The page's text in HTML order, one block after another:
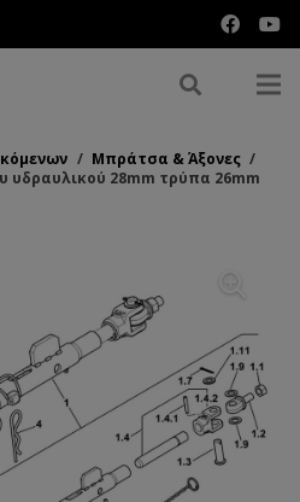
/ Μπράτσα & Άξονες /
υδραυλικού 28mm τρύπα 26mm